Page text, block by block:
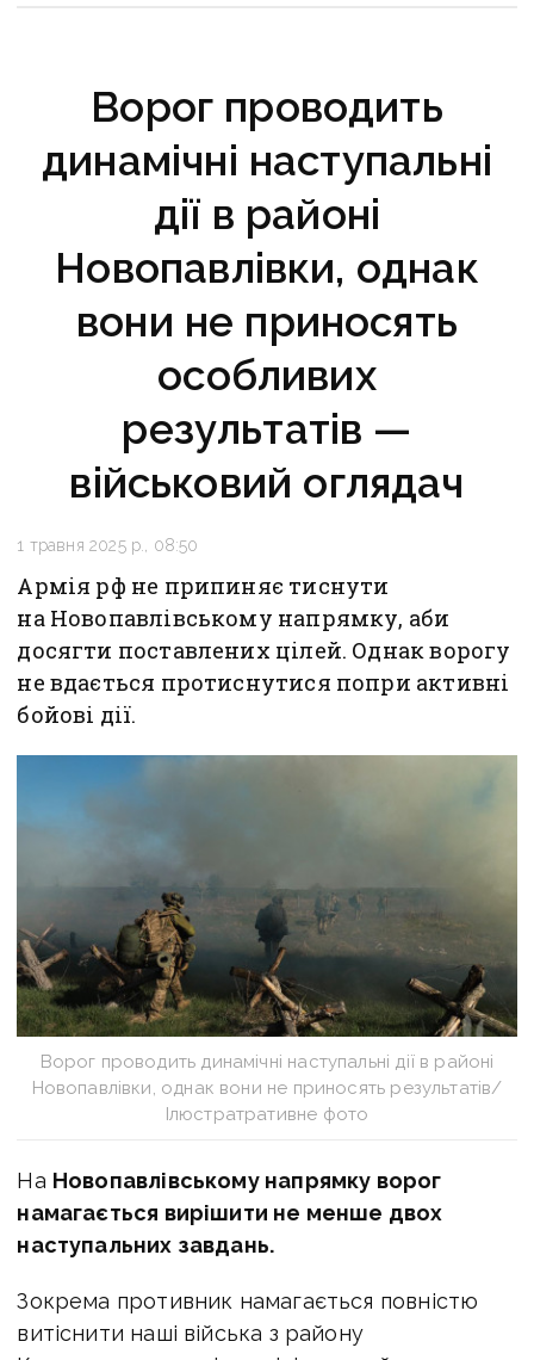
Ворог проводить
динамічні наступальні
дії в районі
Новопавлівки, однак
вони не приносять
особливих
результатів —
військовий оглядач
1 травня 2025 р., 08:50
Армія рф не припиняє тиснути
на Новопавлівському напрямку, аби
досягти поставлених цілей. Однак ворогу
не вдається протиснутися попри активні
бойові дії.
Ворог проводить динамічні наступальні дії в районі
Новопавлівки, однак вони не приносять результатів/
Ілюстратративне фото
На Новопавлівському напрямку ворог
намагається вирішити не менше двох
наступальних завдань.
Зокрема противник намагається повністю
витіснити наші війська з району